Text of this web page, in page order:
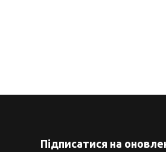
Підписатися на